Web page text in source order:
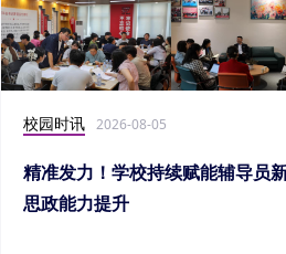
校园时讯 2026-08-05
精准发力！学校持续赋能辅导员
思政能力提升